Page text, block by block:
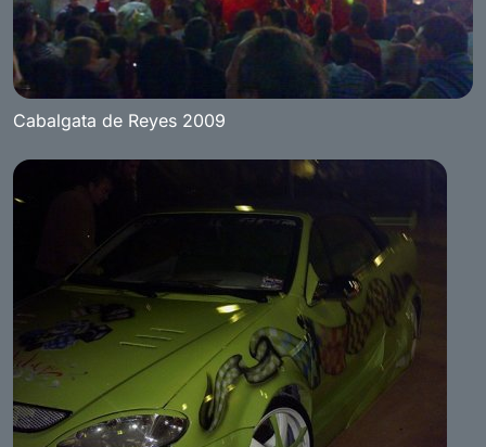
Cabalgata de Reyes 2009